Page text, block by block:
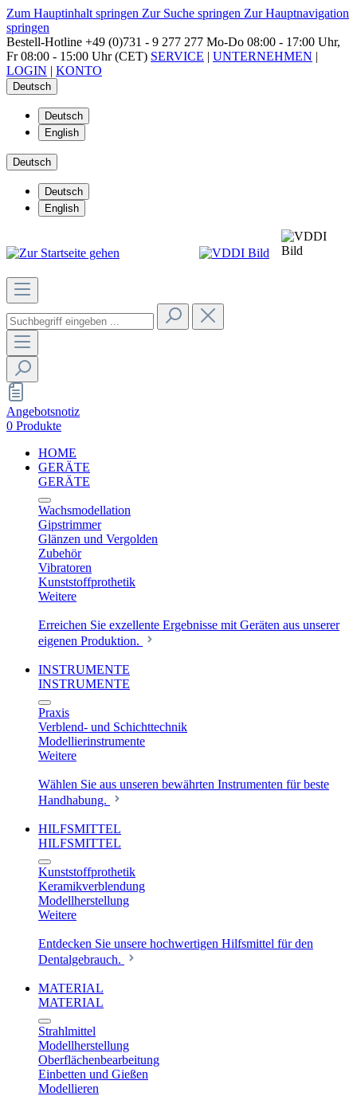
Zum Hauptinhalt springen Zur Suche springen Zur Hauptnavigation
springen
Bestell-Hotline +49 (0)731 - 9 277 277 Mo-Do 08:00 - 17:00 Uhr,
Fr 08:00 - 15:00 Uhr (CET) SERVICE | UNTERNEHMEN |
LOGIN | KONTO
Deutsch
Deutsch
English
Deutsch
Deutsch
English
Angebotsnotiz
0 Produkte
HOME
GERÄTE
GERÄTE
Wachsmodellation
Gipstrimmer
Glänzen und Vergolden
Zubehör
Vibratoren
Kunststoffprothetik
Weitere
Erreichen Sie exzellente Ergebnisse mit Geräten aus unserer
eigenen Produktion.
INSTRUMENTE
INSTRUMENTE
Praxis
Verblend- und Schichttechnik
Modellierinstrumente
Weitere
Wählen Sie aus unseren bewährten Instrumenten für beste
Handhabung.
HILFSMITTEL
HILFSMITTEL
Kunststoffprothetik
Keramikverblendung
Modellherstellung
Weitere
Entdecken Sie unsere hochwertigen Hilfsmittel für den
Dentalgebrauch.
MATERIAL
MATERIAL
Strahlmittel
Modellherstellung
Oberflächenbearbeitung
Einbetten und Gießen
Modellieren